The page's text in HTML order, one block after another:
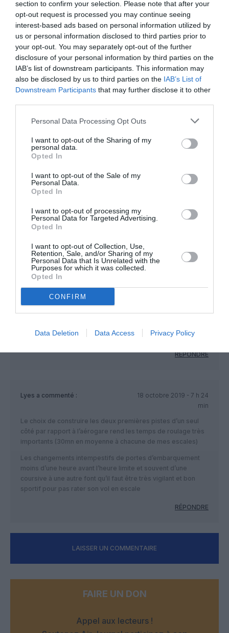
section to confirm your selection. Please note that after your
opt-out request is processed you may continue seeing
interest-based ads based on personal information utilized by
us or personal information disclosed to third parties prior to
your opt-out. You may separately opt-out of the further
disclosure of your personal information by third parties on the
IAB’s list of downstream participants. This information may
also be disclosed by us to third parties on the IAB’s List of
Downstream Participants that may further disclose it to other
Personal Data Processing Opt Outs
I want to opt-out of the Sharing of my
personal data.
Opted In
I want to opt-out of the Sale of my
Personal Data.
Opted In
I want to opt-out of processing my
Personal Data for Targeted Advertising.
Opted In
I want to opt-out of Collection, Use,
Retention, Sale, and/or Sharing of my
Personal Data that Is Unrelated with the
Purposes for which it was collected.
Opted In
CONFIRM
Data Deletion Data Access Privacy Policy
Backdoora commenté :
17 octobre 2019 - 7 h 56
Opérationnel pour qui ?
RÉPONDRE
alexa commenté :
17 octobre 2019 - 9 h 59
promener dans cet aéroport. J’ai prévu exprès une longue
Malkoa commenté :
J’y suis deja allé : plein de nouvelles technologies, mais il faut
souvent être un bon sportif pour rallier sa porte
RÉPONDRE
Backdoora commenté :
et du temps à perdre ?
RÉPONDRE
Lyes a commenté :
18 octobre 2019 - 7 h 24
min
Le choix de construire les deux premières pistes d’un seul
côté par rapport à l’aérogare rend les temps de roulage très
importants (30mn en moyenne à chacune de mes escales)
Les changements intempestifs de portes d’embarquement
moins d’une heure avant l’heure limite et souvent d’une
coursive à une autre font qu’il faut être très vigilant et bon
sportif pour pas rater son vol en escale
RÉPONDRE
LAISSER UN COMMENTAIRE
FAIRE UN DON
Appel aux lecteurs !